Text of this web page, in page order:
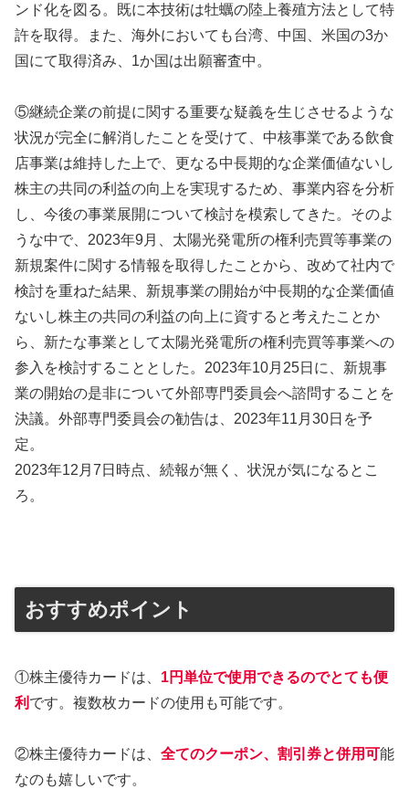
ンド化を図る。既に本技術は牡蠣の陸上養殖方法として特
許を取得。また、海外においても台湾、中国、米国の3か
国にて取得済み、1か国は出願審査中。
⑤継続企業の前提に関する重要な疑義を生じさせるような
状況が完全に解消したことを受けて、中核事業である飲食
店事業は維持した上で、更なる中長期的な企業価値ないし
株主の共同の利益の向上を実現するため、事業内容を分析
し、今後の事業展開について検討を模索してきた。そのよ
うな中で、2023年9月、太陽光発電所の権利売買等事業の
新規案件に関する情報を取得したことから、改めて社内で
検討を重ねた結果、新規事業の開始が中長期的な企業価値
ないし株主の共同の利益の向上に資すると考えたことか
ら、新たな事業として太陽光発電所の権利売買等事業への
参入を検討することとした。2023年10月25日に、新規事
業の開始の是非について外部専門委員会へ諮問することを
決議。外部専門委員会の勧告は、2023年11月30日を予
定。
2023年12月7日時点、続報が無く、状況が気になるとこ
ろ。
おすすめポイント
①株主優待カードは、 1円単位で使用できるのでとても便
利 です。複数枚カードの使用も可能です。
②株主優待カードは、 全てのクーポン、割引券と併用可能
なのも嬉しいです。